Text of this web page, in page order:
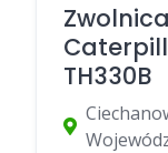
TH330B